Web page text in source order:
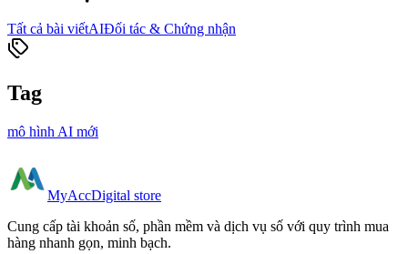
Tất cả bài viếtAIĐối tác & Chứng nhận
Tag
mô hình AI mới
MyAccDigital store
Cung cấp tài khoản số, phần mềm và dịch vụ số với quy trình mua
hàng nhanh gọn, minh bạch.